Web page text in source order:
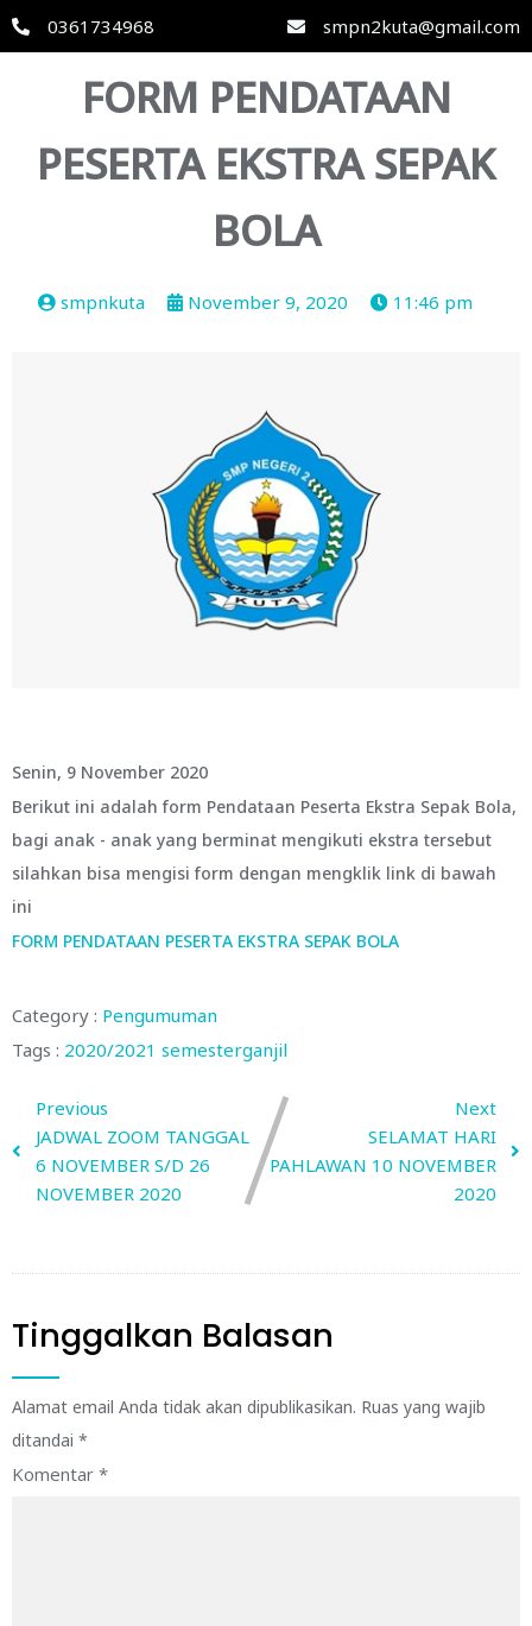
0361734968 smpn2kuta@gmail.com
FORM PENDATAAN
PESERTA EKSTRA SEPAK
BOLA
smpnkuta November 9, 2020 11:46 pm
Senin, 9 November 2020
Berikut ini adalah form Pendataan Peserta Ekstra Sepak Bola,
bagi anak - anak yang berminat mengikuti ekstra tersebut
silahkan bisa mengisi form dengan mengklik link di bawah
ini
FORM PENDATAAN PESERTA EKSTRA SEPAK BOLA
Category : Pengumuman
Tags : 2020/2021 semesterganjil
Previous
JADWAL ZOOM TANGGAL
6 NOVEMBER S/D 26
NOVEMBER 2020
Next
SELAMAT HARI
PAHLAWAN 10 NOVEMBER
2020
Tinggalkan Balasan
Alamat email Anda tidak akan dipublikasikan. Ruas yang wajib
ditandai *
Komentar *